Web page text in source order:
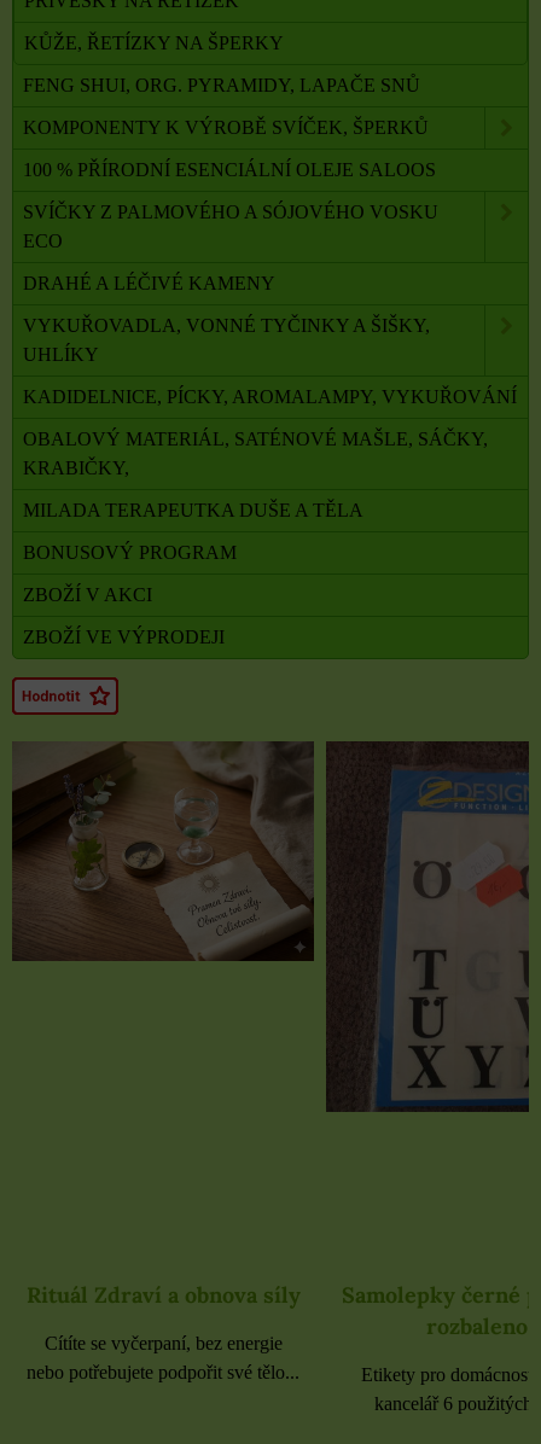
KŮŽE, ŘETÍZKY NA ŠPERKY
FENG SHUI, ORG. PYRAMIDY, LAPAČE SNŮ
KOMPONENTY K VÝROBĚ SVÍČEK, ŠPERKŮ
100 % PŘÍRODNÍ ESENCIÁLNÍ OLEJE SALOOS
SVÍČKY Z PALMOVÉHO A SÓJOVÉHO VOSKU
ECO
DRAHÉ A LÉČIVÉ KAMENY
VYKUŘOVADLA, VONNÉ TYČINKY A ŠIŠKY,
UHLÍKY
KADIDELNICE, PÍCKY, AROMALAMPY, VYKUŘOVÁNÍ
OBALOVÝ MATERIÁL, SATÉNOVÉ MAŠLE, SÁČKY,
KRABIČKY,
MILADA TERAPEUTKA DUŠE A TĚLA
BONUSOVÝ PROGRAM
ZBOŽÍ V AKCI
ZBOŽÍ VE VÝPRODEJI
Rituál Zdraví a obnova síly
Cítíte se vyčerpaní, bez energie
nebo potřebujete podpořit své tělo...
Samolepky černé
rozbaleno
Etikety pro
kancelář 6 použitých